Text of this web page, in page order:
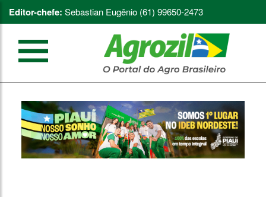
Editor-chefe: Sebastian Eugênio (61) 99650-2473